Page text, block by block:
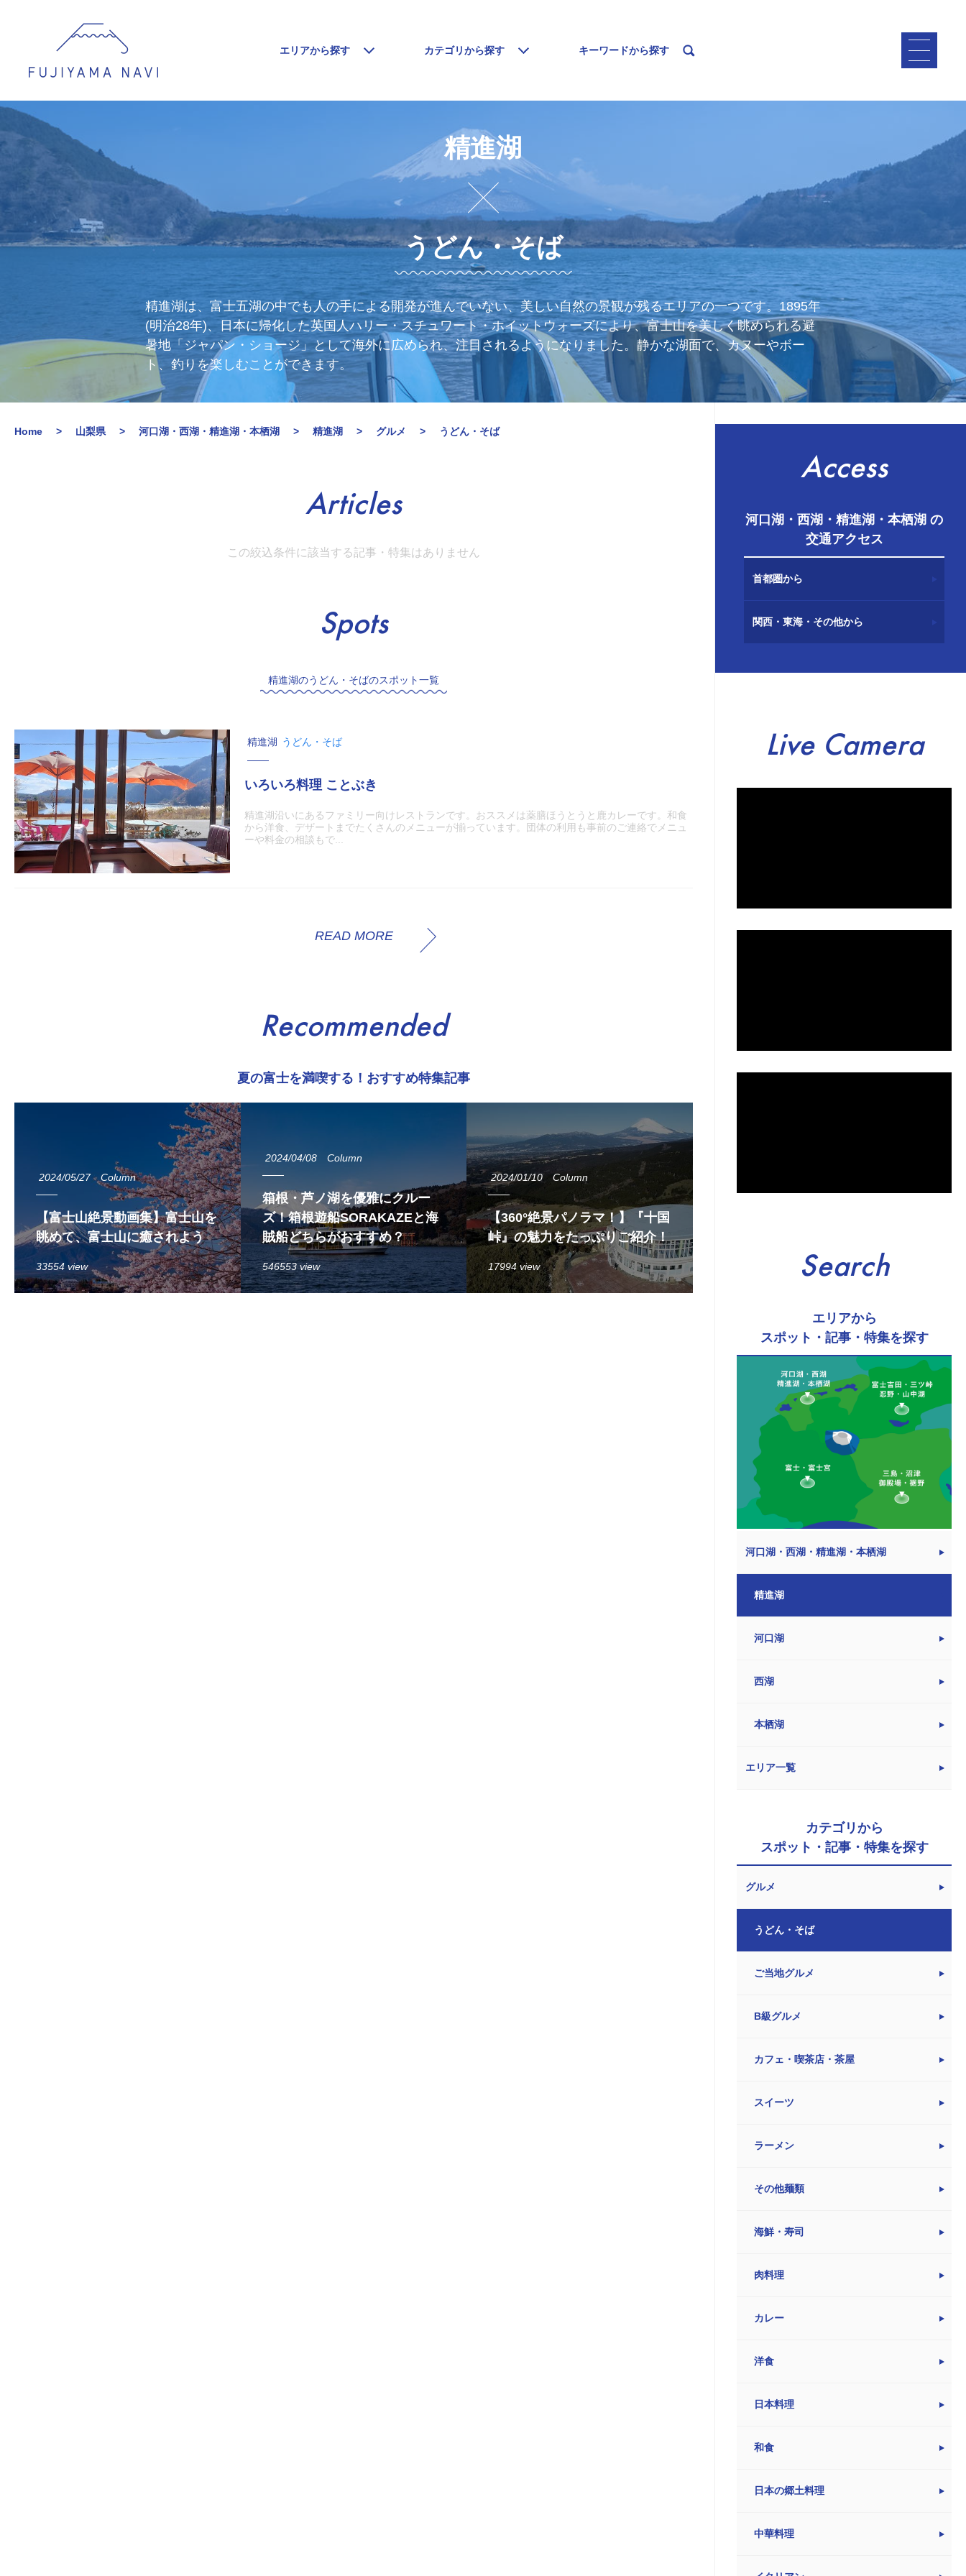
エリアから探す カテゴリから探す キーワードから探す
精進湖
うどん・そば
精進湖は、富士五湖の中でも人の手による開発が進んでいない、美しい自然の景観が残るエリアの一つです。1895年
(明治28年)、日本に帰化した英国人ハリー・スチュワート・ホイットウォーズにより、富士山を美しく眺められる避
暑地「ジャパン・ショージ」として海外に広められ、注目されるようになりました。静かな湖面で、カヌーやボー
ト、釣りを楽しむことができます。
Home 山梨県 河口湖・西湖・精進湖・本栖湖 精進湖 グルメ うどん・そば
Articles
この絞込条件に該当する記事・特集はありません
Spots
精進湖のうどん・そばのスポット一覧
精進湖 うどん・そば
いろいろ料理 ことぶき
精進湖沿いにあるファミリー向けレストランです。おススメは薬膳ほうとうと鹿カレーです。和食
から洋食、デザートまでたくさんのメニューが揃っています。団体の利用も事前のご連絡でメニュ
ーや料金の相談もで...
READ MORE
Recommended
夏の富士を満喫する！おすすめ特集記事
2024/05/27 Column
【富士山絶景動画集】富士山を
眺めて、富士山に癒されよう
33554 view
2024/04/08 Column
箱根・芦ノ湖を優雅にクルー
ズ！箱根遊船SORAKAZEと海
賊船どちらがおすすめ？
546553 view
2024/01/10 Column
【360°絶景パノラマ！】『十国
峠』の魅力をたっぷりご紹介！
17994 view
Access
河口湖・西湖・精進湖・本栖湖 の
交通アクセス
首都圏から
関西・東海・その他から
Live Camera
Search
エリアから
スポット・記事・特集を探す
河口湖・西湖・精進湖・本栖湖
精進湖
河口湖
西湖
本栖湖
エリア一覧
カテゴリから
スポット・記事・特集を探す
グルメ
うどん・そば
ご当地グルメ
B級グルメ
カフェ・喫茶店・茶屋
スイーツ
ラーメン
その他麺類
海鮮・寿司
肉料理
カレー
洋食
日本料理
和食
日本の郷土料理
中華料理